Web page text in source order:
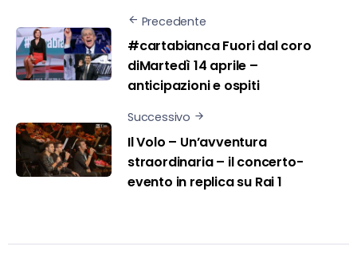
Precedente
#cartabianca Fuori dal coro
diMartedì 14 aprile –
anticipazioni e ospiti
Successivo
Il Volo – Un’avventura
straordinaria – il concerto-
evento in replica su Rai 1